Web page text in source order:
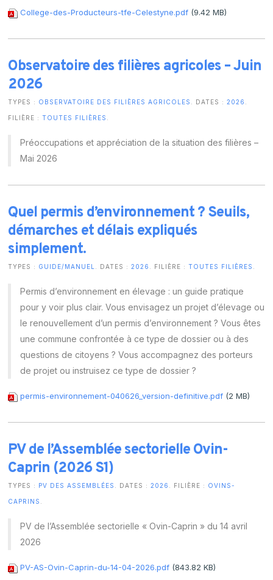
College-des-Producteurs-tfe-Celestyne.pdf (9.42 MB)
Observatoire des filières agricoles – Juin
2026
TYPES : OBSERVATOIRE DES FILIÈRES AGRICOLES . DATES :2026
FILIÈRE :TOUTES FILIÈRES
Préoccupations et appréciation de la situation des filières –
Mai 2026
Quel permis d’environnement ? Seuils,
démarches et délais expliqués
simplement.
TYPES : GUIDE/MANUEL . DATES :2026 . FILIÈRE :TOUTES FILIÈRES
Permis d’environnement en élevage : un guide pratique
pour y voir plus clair. Vous envisagez un projet d’élevage ou
le renouvellement d’un permis d’environnement ? Vous êtes
une commune confrontée à ce type de dossier ou à des
questions de citoyens ? Vous accompagnez des porteurs
de projet ou instruisez ce type de dossier ?
permis-environnement-040626_version-definitive.pdf (2 MB)
PV de l’Assemblée sectorielle Ovin-
Caprin (2026 S1)
TYPES : PV DES ASSEMBLÉES . DATES :2026 . FILIÈRE : OVINS-
CAPRINS
PV de l’Assemblée sectorielle « Ovin-Caprin » du 14 avril
2026
PV-AS-Ovin-Caprin-du-14-04-2026.pdf (843.82 KB)